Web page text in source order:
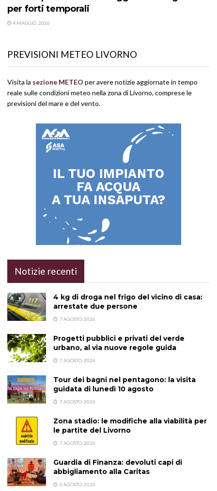
per forti temporali
4 MAGGIO, 2026
PREVISIONI METEO LIVORNO
Visita la sezione METEO per avere notizie aggiornate in tempo
reale sulle condizioni meteo nella zona di Livorno, comprese le
previsioni del mare e del vento.
Notizie recenti
4 kg di droga nel frigo del vicino di casa:
arrestate due persone
7 AGOSTO, 2026
Progetti pubblici e privati del verde
urbano, al via nuove regole guida
7 AGOSTO, 2026
Tour dei bagni nel pentagono: la visita
guidata di lunedì 10 agosto
7 AGOSTO, 2026
Zona stadio: le modifiche alla viabilità per
le partite del Livorno
7 AGOSTO, 2026
Guardia di Finanza: devoluti capi di
abbigliamento alla Caritas
6 AGOSTO, 2026